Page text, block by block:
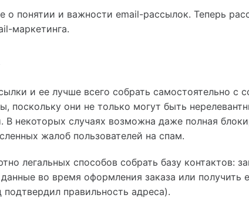
о понятии и важности email-рассылок. Теперь
маркетинга.
и ее лучше всего собрать самостоятельно с
поскольку они не только могут быть
В некоторых случаях возможна даже полная
жалоб пользователей на спам.
легальных способов собрать базу контактов:
во время оформления заказа или получить
правильность адреса).